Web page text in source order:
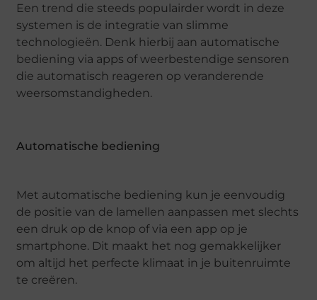
Een trend die steeds populairder wordt in deze
systemen is de integratie van slimme
technologieën. Denk hierbij aan automatische
bediening via apps of weerbestendige sensoren
die automatisch reageren op veranderende
weersomstandigheden.
Automatische bediening
Met automatische bediening kun je eenvoudig
de positie van de lamellen aanpassen met slechts
een druk op de knop of via een app op je
smartphone. Dit maakt het nog gemakkelijker
om altijd het perfecte klimaat in je buitenruimte
te creëren.